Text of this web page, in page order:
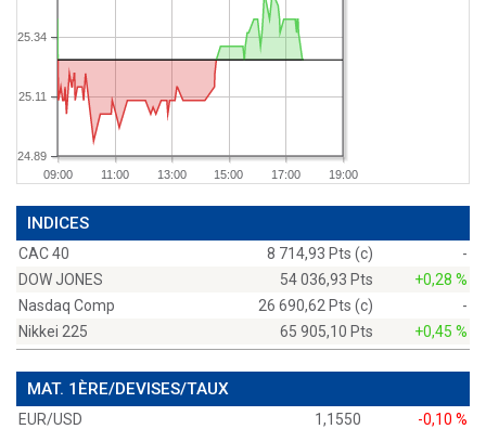
09:00 11:00 13:00 15:00 17:00 19:00
24.89
25.11
25.34
INDICES
CAC 40 8 714,93 Pts (c)
-
DOW JONES
54 036,93 Pts
+0,28 %
Nasdaq Comp
26 690,62 Pts (c)
-
Nikkei 225
65 905,10 Pts +0,45 %
MAT. 1ÈRE/DEVISES/TAUX
EUR/USD 1,1550
-0,10 %